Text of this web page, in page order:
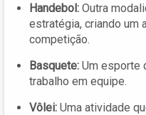
Handebol: Outra
estratégia, criando um
competição.
Basquete: Um esporte
trabalho em equipe.
Vôlei: Uma atividade